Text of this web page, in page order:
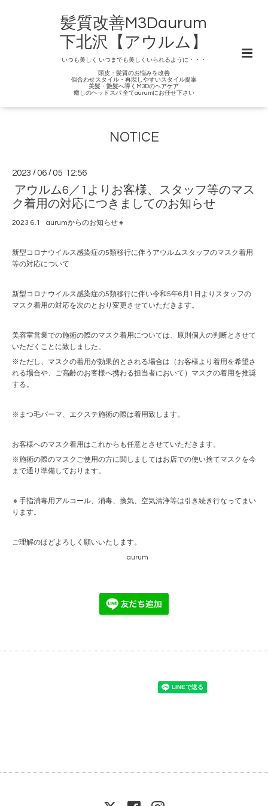
髪質改善M3Daurum
下北沢【アウルム】
いつも美しく いつまでも美しくいられるように・・・
頭皮・髪質のお悩みを改善
似合わせスタイル・再現しやすいスタイル提案
美髪・艶髪へ導くM3Dのヘアケア
癒しのヘッドスパ 全てaurumにお任せ下さい
NOTICE
2023 /06 /05 12:56
アウルム6／1よりお客様、スタッフ等のマス
ク着用の対応につきましてのお知らせ
2023 6.1 aurumからのお知らせ🔸
新型コロナウイルス感染症の5類移行に伴うアウルムスタッフのマスク着用
等の対応について
新型コロナウイルス感染症の5類移行に伴い令和5年6月1日よりスタッフの
マスク着用の対応を次のとおり変更させていただきます。
美容室営業での施術の際のマスク着用については、原則個人の判断とさせて
いただくことに致しました。
※ただし、マスクの着用が効果的とされる場合は（お客様より着用を希望さ
れる場合や、ご高齢のお客様へ携わる担当者において）マスクの着用を推奨
する。
※まつ毛パーマ、エクステ施術の際は着用致します。
お客様へのマスク着用はこれからも任意とさせていただきます。
※施術の際のマスクご使用の方に関しましてはお店での使い捨てマスクを今
まで通り準備しております。
🔸手指消毒用アルコール、消毒、換気、空気清浄等は引き続き行なってまい
ります。
ご理解のほどよろしく願いいたします。
aurum